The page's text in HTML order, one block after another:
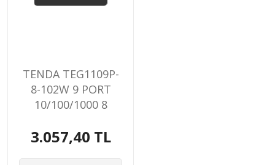
TENDA TEG1109P-
8-102W 9 PORT
10/100/1000 8
YONETILEMEZ
3.057,40 TL